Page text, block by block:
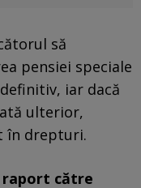
să
pensiei speciale
iar dacă
ulterior,
în drepturi.
raport către